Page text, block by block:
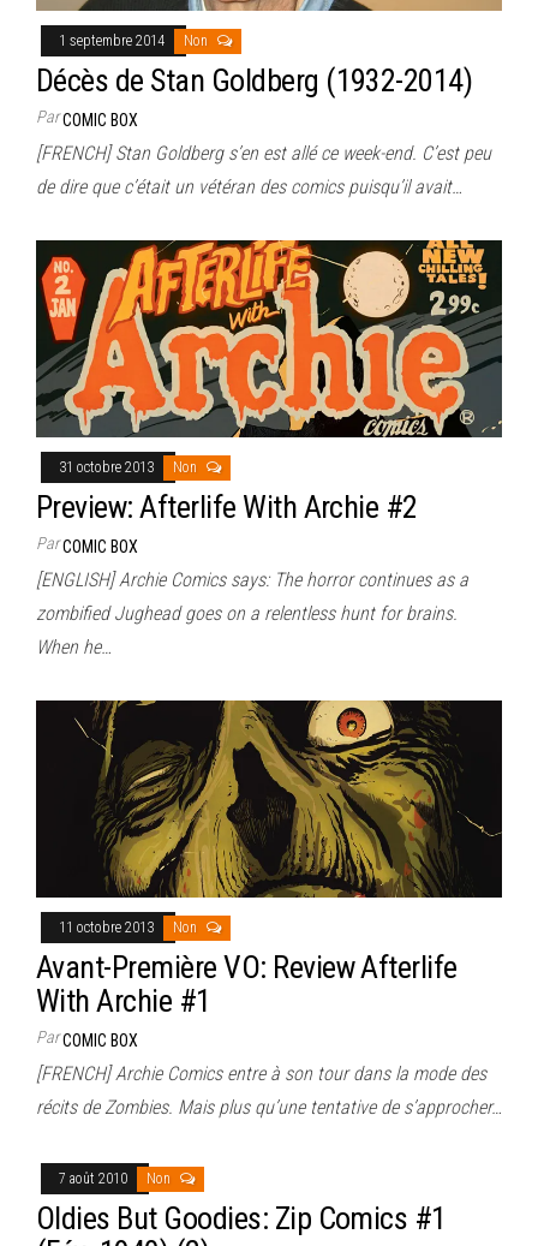
1 septembre 2014 Non
Décès de Stan Goldberg (1932-2014)
ParCOMIC BOX
[FRENCH] Stan Goldberg s’en est allé ce week-end. C’est peu
de dire que c’était un vétéran des comics puisqu’il avait…
31 octobre 2013 Non
Preview: Afterlife With Archie #2
ParCOMIC BOX
[ENGLISH] Archie Comics says: The horror continues as a
zombified Jughead goes on a relentless hunt for brains.
When he…
11 octobre 2013 Non
Avant-Première VO: Review Afterlife
With Archie #1
ParCOMIC BOX
[FRENCH] Archie Comics entre à son tour dans la mode des
récits de Zombies. Mais plus qu’une tentative de s’approcher…
7 août 2010 Non
Oldies But Goodies: Zip Comics #1